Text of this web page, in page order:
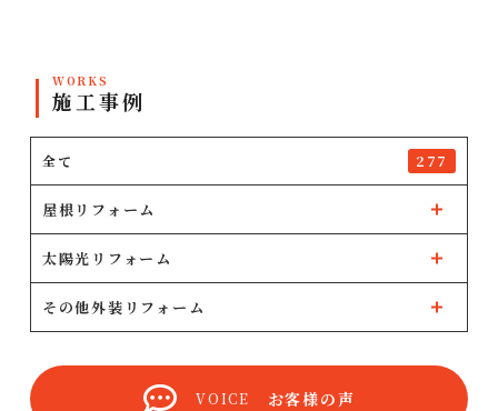
WORKS
施工事例
全て 277
屋根リフォーム
太陽光リフォーム
その他外装リフォーム
VOICE お客様の声